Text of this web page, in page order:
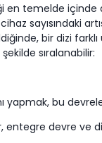
en temelde içinde
sayısındaki
bir dizi
sıralanabilir:
yapmak, bu
entegre devre ve